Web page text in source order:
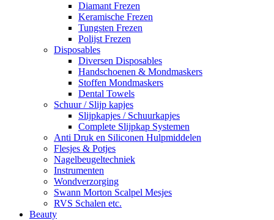
Diamant Frezen
Keramische Frezen
Tungsten Frezen
Polijst Frezen
Disposables
Diversen Disposables
Handschoenen & Mondmaskers
Stoffen Mondmaskers
Dental Towels
Schuur / Slijp kapjes
Slijpkapjes / Schuurkapjes
Complete Slijpkap Systemen
Anti Druk en Siliconen Hulpmiddelen
Flesjes & Potjes
Nagelbeugeltechniek
Instrumenten
Wondverzorging
Swann Morton Scalpel Mesjes
RVS Schalen etc.
Beauty